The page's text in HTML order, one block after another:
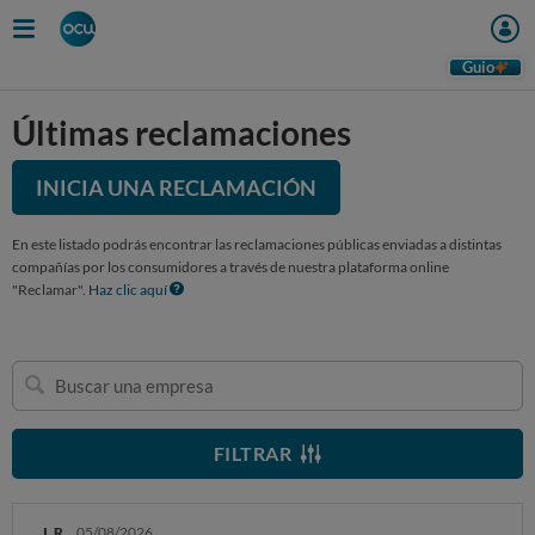
Guio
Últimas reclamaciones
INICIA UNA RECLAMACIÓN
En este listado podrás encontrar las reclamaciones públicas enviadas a distintas
compañías por los consumidores a través de nuestra plataforma online
"Reclamar". Haz clic aquí
Buscar
una
empresa
FILTRAR